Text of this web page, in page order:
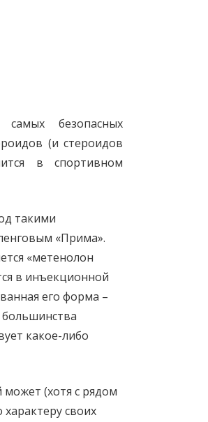
безопасных
(и стероидов
в спортивном
такими
«Прима».
«метенолон
в инъекционной
его форма –
какое-либо
может (хотя с рядом
своих